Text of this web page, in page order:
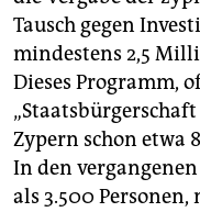
Tausch gegen
mindestens 2,5
Dieses Programm,
Zypern schon etwa
In den
als 3.500